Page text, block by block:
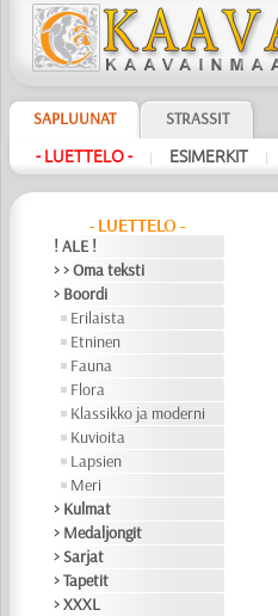
SAPLUUNAT STRASSIT
- LUETTELO - | ESIMERKIT |
- LUETTELO -
! ALE !
> > Oma teksti
> Boordi
Erilaista
Etninen
Fauna
Flora
Klassikko ja moderni
Kuvioita
Lapsien
Meri
> Kulmat
> Medaljongit
> Sarjat
> Tapetit
> XXXL